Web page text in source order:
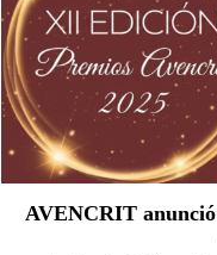
AVENCRIT